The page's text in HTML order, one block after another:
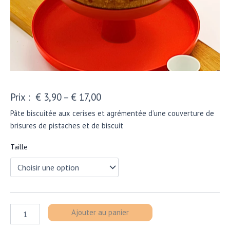
€ 3,90 – € 17,00
Pâte biscuitée aux cerises et agrémentée d’une couverture de
brisures de pistaches et de biscuit
Taille
Ajouter au panier